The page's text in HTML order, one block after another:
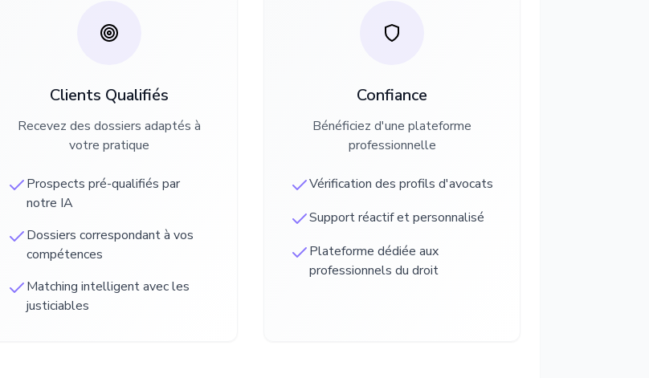
Clients Qualifiés
Recevez des dossiers adaptés à
votre pratique
Prospects pré-qualifiés par
notre IA
Dossiers correspondant à vos
compétences
Matching intelligent avec les
justiciables
Confiance
Bénéficiez d'une plateforme
professionnelle
Vérification des profils d'avocats
Support réactif et personnalisé
Plateforme dédiée aux
professionnels du droit